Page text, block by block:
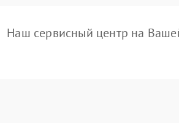
Наш сервисный центр на